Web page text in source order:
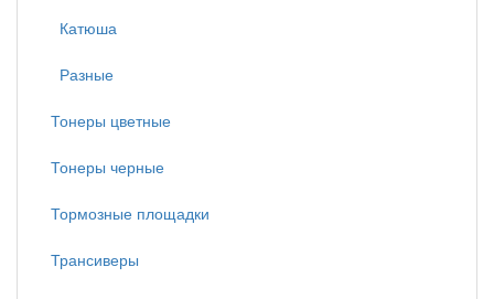
Катюша
Разные
Тонеры цветные
Тонеры черные
Тормозные площадки
Трансиверы